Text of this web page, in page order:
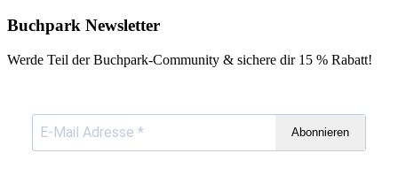
Buchpark Newsletter
Werde Teil der Buchpark-Community & sichere dir 15 % Rabatt!
Abonnieren